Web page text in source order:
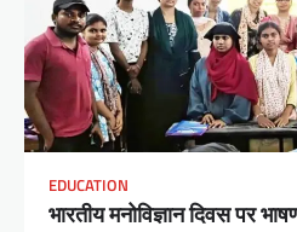
EDUCATION
भारतीय मनोविज्ञान दिवस पर